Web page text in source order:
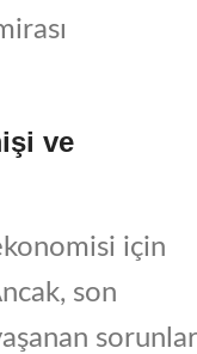
ve
için
son
sorunlar